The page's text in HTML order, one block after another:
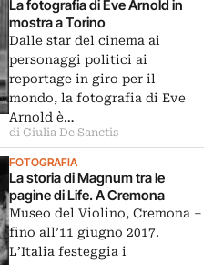
La fotografia di Eve Arnold in
mostra a Torino
Dalle star del cinema ai
personaggi politici ai
reportage in giro per il
mondo, la fotografia di Eve
Arnold è…
di Giulia De Sanctis
FOTOGRAFIA
La storia di Magnum tra le
pagine di Life. A Cremona
Museo del Violino, Cremona –
fino all’11 giugno 2017.
L’Italia festeggia i